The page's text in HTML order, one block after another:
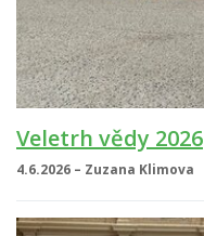
Veletrh vědy 2026
4.6.2026 – Zuzana Klimova